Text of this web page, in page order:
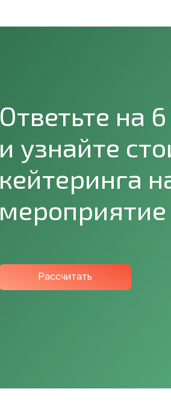
Рассчитать
Ответьте на
и узнайте
кейтеринга
мероприятие